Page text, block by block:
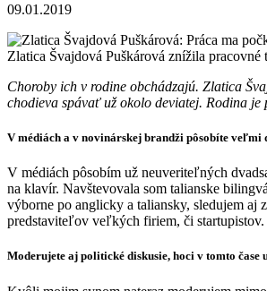
09.01.2019
Zlatica Švajdová Puškárová znížila
Choroby ich v rodine obchádzajú. Zlatica
chodieva spávať už okolo deviatej. Rodina
V médiách a v novinárskej brandži pôsobíte veľmi
V médiách pôsobím už neuveriteľných
na klavír. Navštevovala som talianske
výborne po anglicky a taliansky, sledujem
predstaviteľov veľkých firiem, či
Moderujete aj politické diskusie, hoci v tomto